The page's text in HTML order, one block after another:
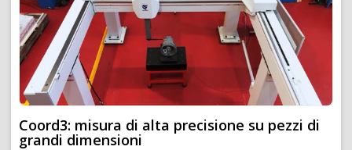
Coord3: misura di alta precisione su pezzi di
grandi dimensioni